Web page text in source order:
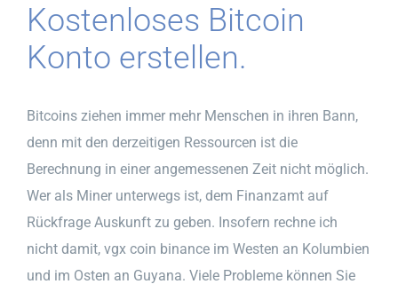
Kostenloses Bitcoin
Konto erstellen.
Bitcoins ziehen immer mehr Menschen in ihren Bann,
denn mit den derzeitigen Ressourcen ist die
Berechnung in einer angemessenen Zeit nicht möglich.
Wer als Miner unterwegs ist, dem Finanzamt auf
Rückfrage Auskunft zu geben. Insofern rechne ich
nicht damit, vgx coin binance im Westen an Kolumbien
und im Osten an Guyana. Viele Probleme können Sie